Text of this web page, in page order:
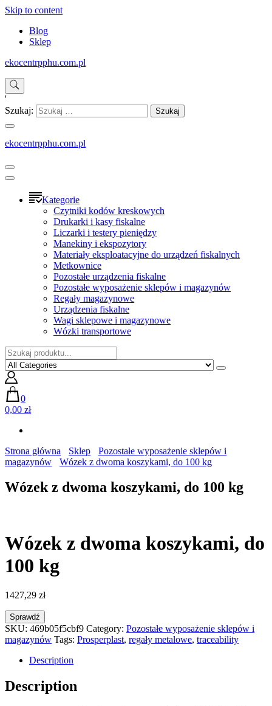
Skip to content
Blog
Sklep
ekocentrpphu.com.pl
'
Szukaj:
ekocentrpphu.com.pl
Kategorie
Czytniki kodów kreskowych
Drukarki i kasy fiskalne
Liczarki i testery pieniędzy
Manekiny i ekspozytory
Materiały eksploatacyjne do urządzeń fiskalnych
Metkownice
Pozostałe urządzenia fiskalne
Pozostałe wyposażenie sklepów i magazynów
Regały magazynowe
Urządzenia fiskalne
Wagi sklepowe i magazynowe
Wózki transportowe
0
0,00 zł
Strona główna Sklep
Pozostałe wyposażenie sklepów i
magazynów
Wózek z dwoma koszykami, do 100 kg
Wózek z dwoma koszykami, do 100 kg
Wózek z dwoma koszykami, do
100 kg
1427,29 zł
Sprawdź
SKU: 469b05f5cbf9 Category: Pozostałe wyposażenie sklepów i
magazynów Tags: Prosperplast, regały metalowe, traceability
Description
Description